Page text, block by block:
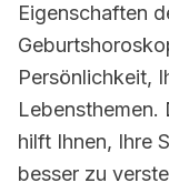
Eigenschaften
Persönlichkeit,
Lebensthemen.
hilft Ihnen, Ihre
besser zu